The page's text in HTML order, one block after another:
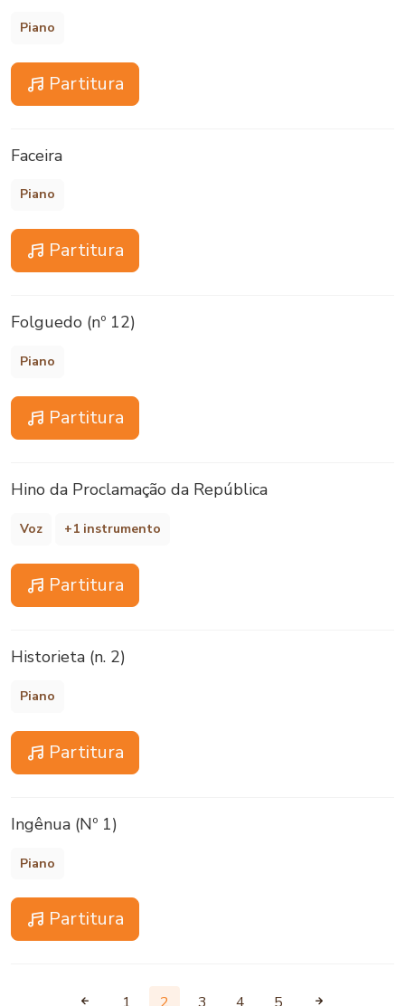
Piano
Partitura
Faceira
Piano
Partitura
Folguedo (nº 12)
Piano
Partitura
Hino da Proclamação da República
Voz +1 instrumento
Partitura
Historieta (n. 2)
Piano
Partitura
Ingênua (Nº 1)
Piano
Partitura